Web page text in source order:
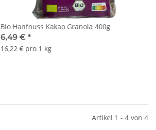
Bio Hanfnuss Kakao Granola 400g
6,49 € *
16,22 € pro 1 kg
Artikel 1 - 4 von 4